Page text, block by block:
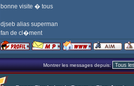
bonne visite � tous
djseb alias superman
fan de cl�ment
Montrer les messages depuis: